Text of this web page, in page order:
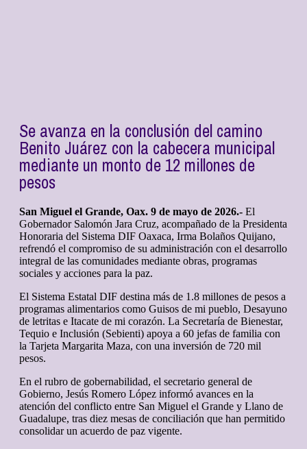
Se avanza en la conclusión del camino
Benito Juárez con la cabecera municipal
mediante un monto de 12 millones de
pesos
San Miguel el Grande, Oax. 9 de mayo de 2026.- El
Gobernador Salomón Jara Cruz, acompañado de la Presidenta
Honoraria del Sistema DIF Oaxaca, Irma Bolaños Quijano,
refrendó el compromiso de su administración con el desarrollo
integral de las comunidades mediante obras, programas
sociales y acciones para la paz.
El Sistema Estatal DIF destina más de 1.8 millones de pesos a
programas alimentarios como Guisos de mi pueblo, Desayuno
de letritas e Itacate de mi corazón. La Secretaría de Bienestar,
Tequio e Inclusión (Sebienti) apoya a 60 jefas de familia con
la Tarjeta Margarita Maza, con una inversión de 720 mil
pesos.
En el rubro de gobernabilidad, el secretario general de
Gobierno, Jesús Romero López informó avances en la
atención del conflicto entre San Miguel el Grande y Llano de
Guadalupe, tras diez mesas de conciliación que han permitido
consolidar un acuerdo de paz vigente.